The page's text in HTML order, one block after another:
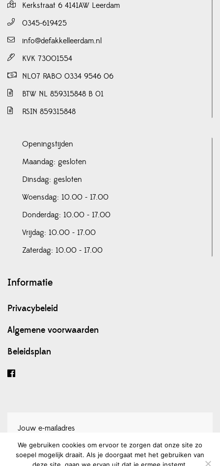
Kerkstraat 6 4141AW Leerdam
0345-619425
info@defakkelleerdam.nl
KVK 73001554
NL07 RABO 0334 9546 06
BTW NL 859315848 B 01
RSIN 859315848
Openingstijden
Maandag: gesloten
Dinsdag: gesloten
Woensdag: 10.00 - 17.00
Donderdag: 10.00 - 17.00
Vrijdag: 10.00 - 17.00
Zaterdag: 10.00 - 17.00
Informatie
Privacybeleid
Algemene voorwaarden
Beleidsplan
We gebruiken cookies om ervoor te zorgen dat onze site zo
soepel mogelijk draait. Als je doorgaat met het gebruiken van